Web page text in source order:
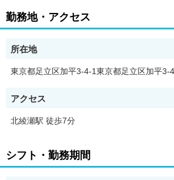
▼主な担当業務
・衣類や布団など預かり品の検品と受付対応
・仕上がったアイテムの分類・整理・保管
・お渡し時の商品の照合と手配
など、シンプルな作業が中心です。
難しい入力作業や専門知識は不要！
手順に沿って進めればすぐに慣れていただけ
お預かりした衣類を種類・素材・加工内容
勤務地・アクセス
所在地
東京都足立区加平3-4-1東京都足立区加平3-
アクセス
北綾瀬駅 徒歩7分
シフト・勤務期間